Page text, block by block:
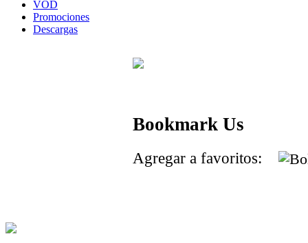
VOD
Promociones
Descargas
Bookmark Us
Agregar a favoritos: